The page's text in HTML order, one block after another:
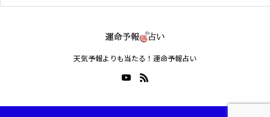
天気予報よりも当たる！運命予報占い